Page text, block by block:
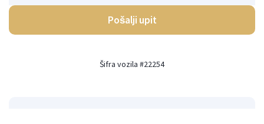
Pošalji upit
Šifra vozila #22254